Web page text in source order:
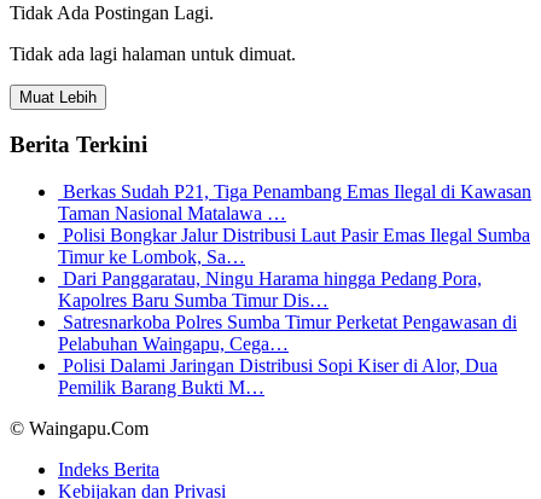
Tidak Ada Postingan Lagi.
Tidak ada lagi halaman untuk dimuat.
Muat Lebih
Berita Terkini
Berkas Sudah P21, Tiga Penambang Emas Ilegal di Kawasan
Taman Nasional Matalawa …
Polisi Bongkar Jalur Distribusi Laut Pasir Emas Ilegal Sumba
Timur ke Lombok, Sa…
Dari Panggaratau, Ningu Harama hingga Pedang Pora,
Kapolres Baru Sumba Timur Dis…
Satresnarkoba Polres Sumba Timur Perketat Pengawasan di
Pelabuhan Waingapu, Cega…
Polisi Dalami Jaringan Distribusi Sopi Kiser di Alor, Dua
Pemilik Barang Bukti M…
© Waingapu.Com
Indeks Berita
Kebijakan dan Privasi